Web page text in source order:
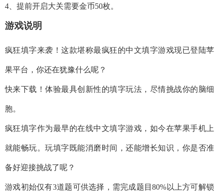
4、提前开启大关需要金币50枚。
游戏说明
疯狂填字来袭！这款堪称最疯狂的中文填字游戏现已登陆苹
果平台，你还在犹豫什么呢？
快来下载！体验最具创新性的填字玩法，尽情挑战你的脑细
胞。
疯狂填字作为最早的在线中文填字游戏，如今在苹果手机上
就能畅玩。玩填字既能消磨时间，还能增长知识，你是否准
备好迎接挑战了呢？
游戏初始仅有3道题可供选择，需完成题目80%以上方可解锁